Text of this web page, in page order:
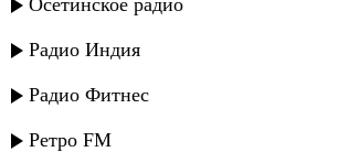
Осетинское радио
Радио Индия
Радио Фитнес
Ретро FM
Диляра - Свет души